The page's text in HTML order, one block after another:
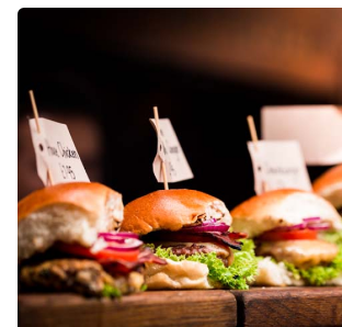
ดูรายละเอียด